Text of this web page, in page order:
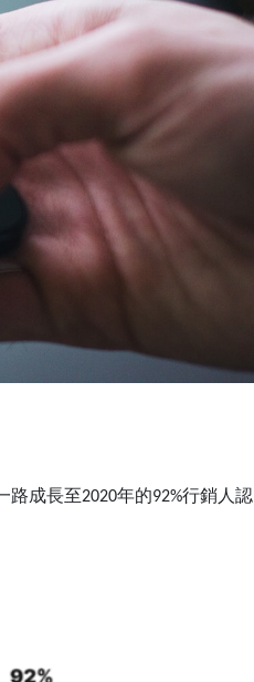
路成長至2020年的92%行銷人認